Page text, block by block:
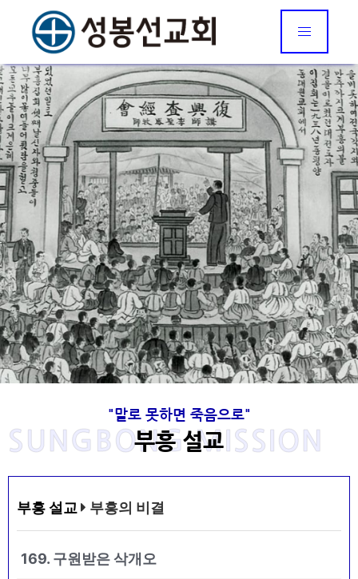
SUNGBONG MISSION
"말로 못하면 죽음으로"
부흥 설교
부흥 설교 부흥의 비결
169. 구원받은 삭개오